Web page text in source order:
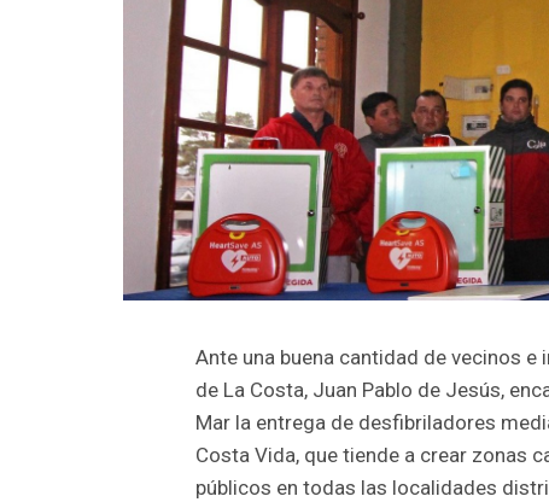
Ante una buena cantidad de vecinos
de La Costa, Juan Pablo de Jesús,
Mar la entrega de desfibriladores
Costa Vida, que tiende a crear zonas
públicos en todas las localidades